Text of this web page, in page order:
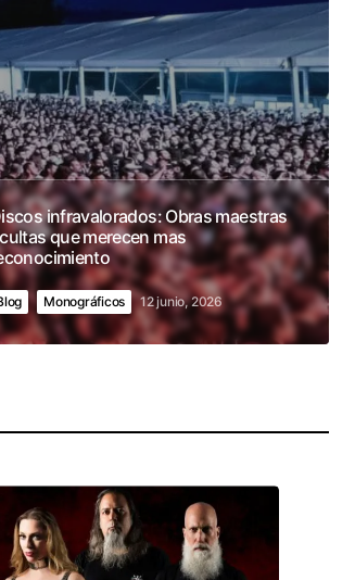
infravalorados: Obras maestras
que merecen mas
Monográficos 12 junio, 2026